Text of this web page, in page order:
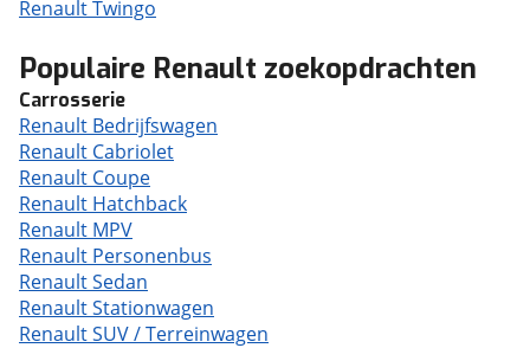
Renault Twingo
Populaire Renault zoekopdrachten
Carrosserie
Renault Bedrijfswagen
Renault Cabriolet
Renault Coupe
Renault Hatchback
Renault MPV
Renault Personenbus
Renault Sedan
Renault Stationwagen
Renault SUV / Terreinwagen